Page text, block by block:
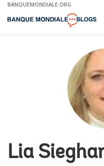
Skip
Main
BANQUEMONDIALE.ORG
Lia